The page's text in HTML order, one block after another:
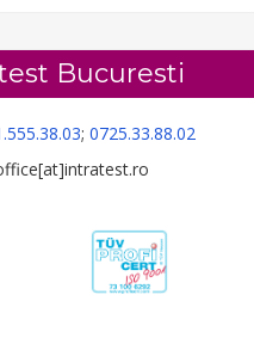
Bucuresti
; 0725.33.88.02